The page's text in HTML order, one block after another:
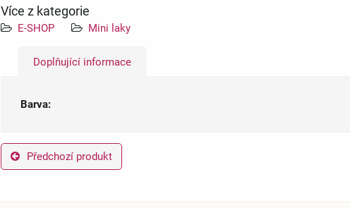
Více z kategorie
E-SHOP Mini laky
Doplňující informace
Barva:
Předchozí produkt